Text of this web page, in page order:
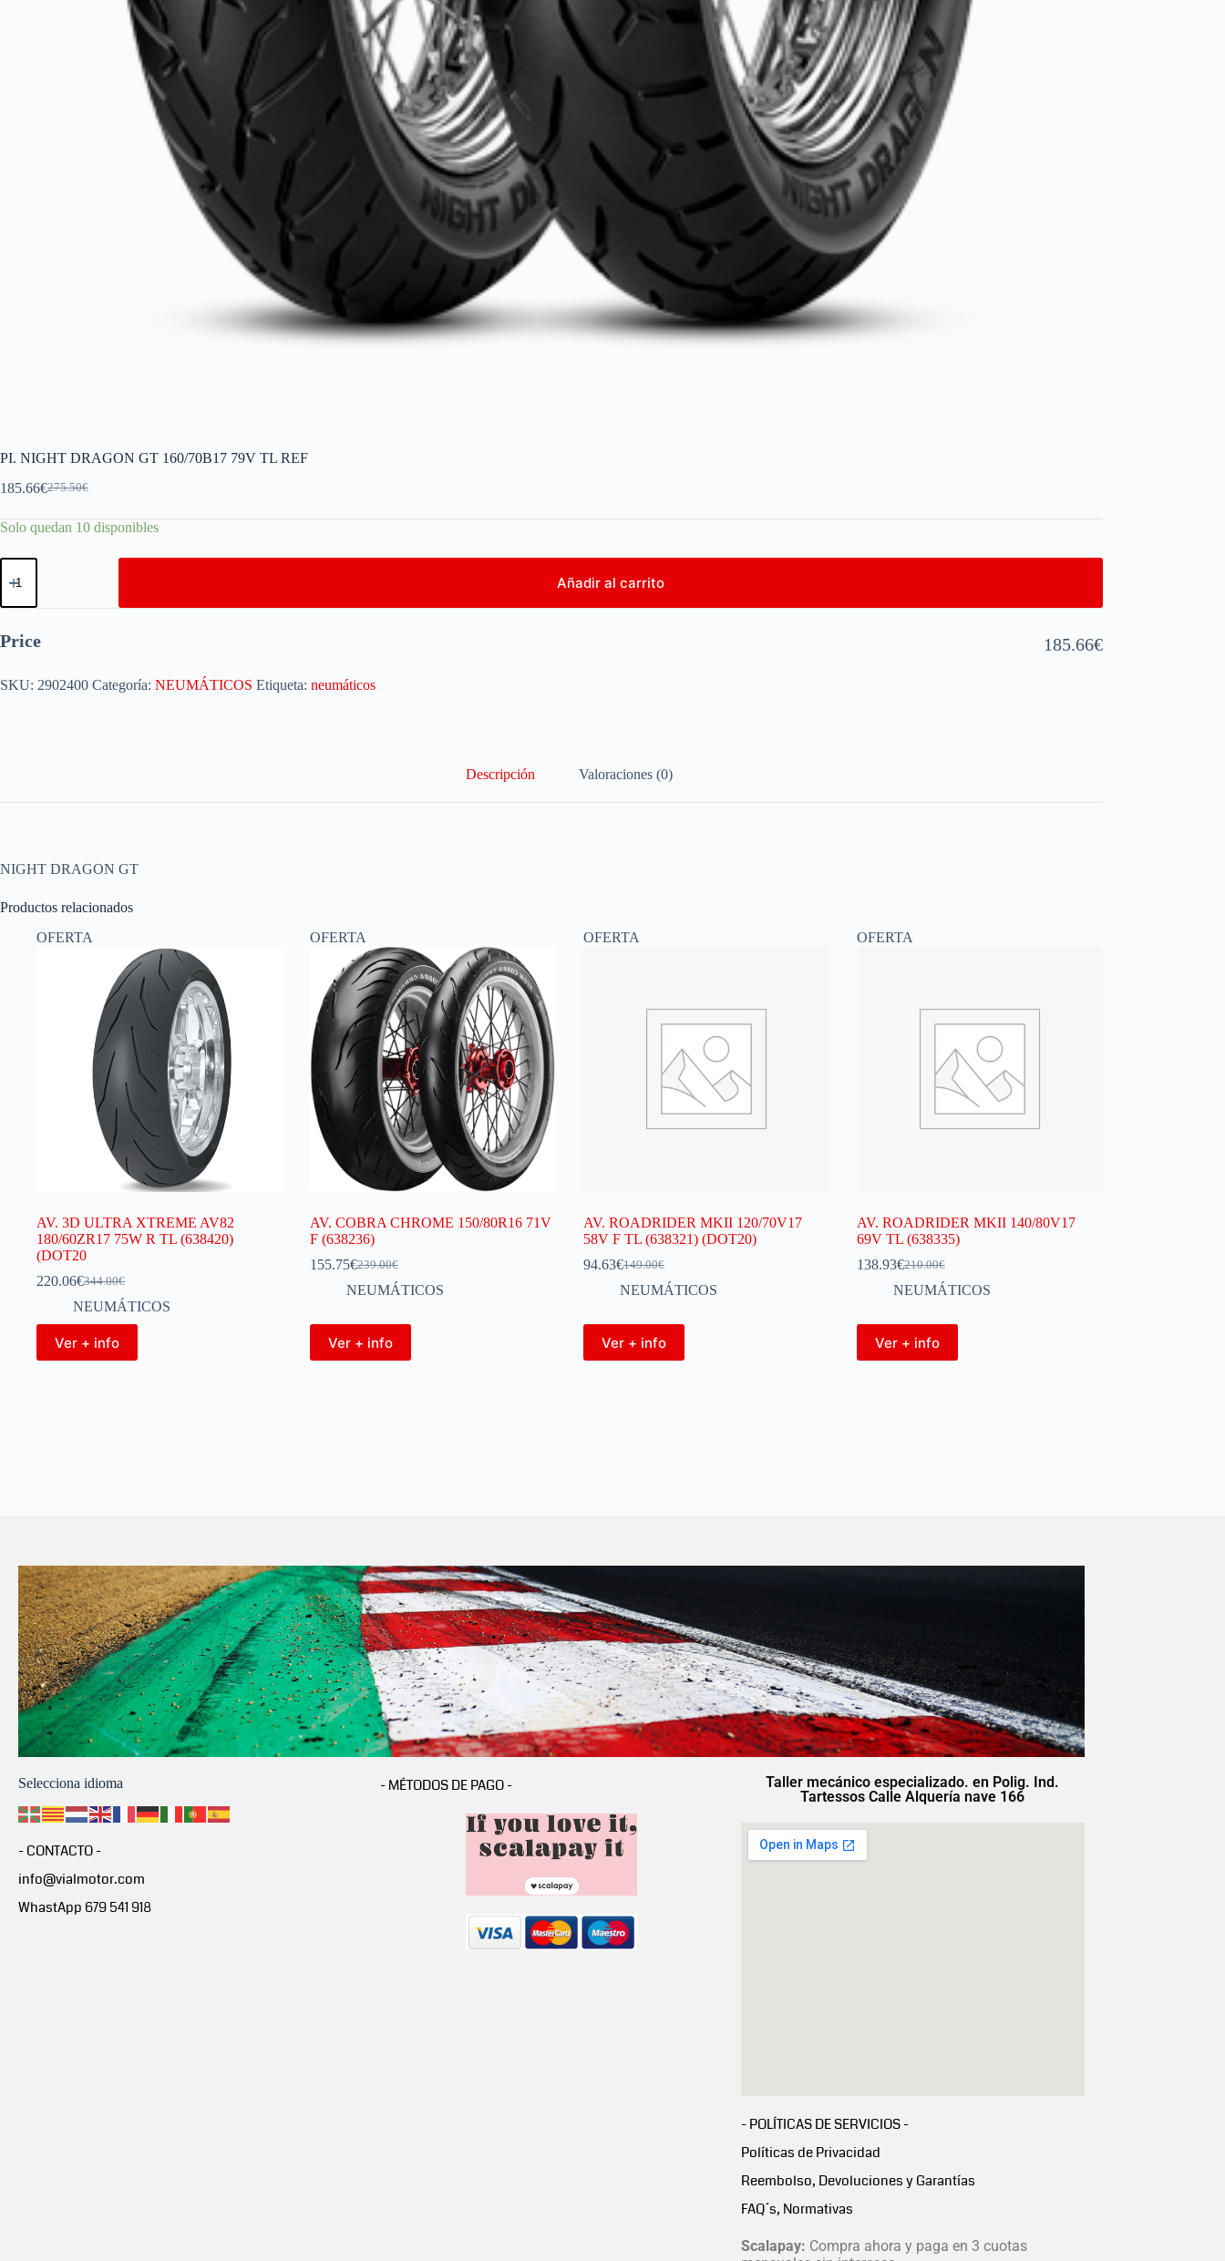
PI. NIGHT DRAGON GT 160/70B17 79V TL REF
275.50€
185.66€
Solo quedan 10 disponibles
Añadir al carrito
Price 185.66€
SKU: 2902400 Categoría: NEUMÁTICOS Etiqueta: neumáticos
Descripción Valoraciones (0)
NIGHT DRAGON GT
Productos relacionados
OFERTA
AV. 3D ULTRA XTREME AV82
180/60ZR17 75W R TL (638420)
(DOT20
344.00€
220.06€
NEUMÁTICOS
Ver + info
OFERTA
AV. COBRA CHROME 150/80R16 71V
F (638236)
239.00€
155.75€
NEUMÁTICOS
Ver + info
OFERTA
AV. ROADRIDER MKII 120/70V17
58V F TL (638321) (DOT20)
149.00€
94.63€
NEUMÁTICOS
Ver + info
OFERTA
AV. ROADRIDER MKII 140/80V17
69V TL (638335)
210.00€
138.93€
NEUMÁTICOS
Ver + info
Selecciona idioma
- CONTACTO -
info@vialmotor.com
WhastApp 679 541 918
- MÉTODOS DE PAGO -
Taller mecánico especializado. en Polig. Ind.
Tartessos Calle Alquería nave 166
- POLÍTICAS DE SERVICIOS -
Políticas de Privacidad
Reembolso, Devoluciones y Garantías
FAQ´s, Normativas
Scalapay: Compra ahora y paga en 3 cuotas